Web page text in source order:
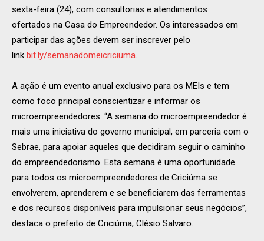
sexta-feira (24), com consultorias e atendimentos
ofertados na Casa do Empreendedor. Os interessados em
participar das ações devem ser inscrever pelo
link bit.ly/semanadomeicriciuma.
A ação é um evento anual exclusivo para os MEIs e tem
como foco principal conscientizar e informar os
microempreendedores. “A semana do microempreendedor é
mais uma iniciativa do governo municipal, em parceria com o
Sebrae, para apoiar aqueles que decidiram seguir o caminho
do empreendedorismo. Esta semana é uma oportunidade
para todos os microempreendedores de Criciúma se
envolverem, aprenderem e se beneficiarem das ferramentas
e dos recursos disponíveis para impulsionar seus negócios”,
destaca o prefeito de Criciúma, Clésio Salvaro.